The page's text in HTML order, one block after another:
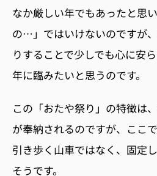
なか厳しい年でもあったと思
の…」ではいけないのですが
りすることで少しでも心に安
年に臨みたいと思うのです。
この「おたや祭り」の特徴は
が奉納されるのですが、ここ
引き歩く山車ではなく、固定
そうです。